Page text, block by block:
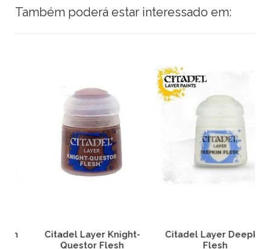
Também poderá estar interessado em:
Citadel Layer Knight-
Questor Flesh
Citadel Layer Deepkin
Flesh